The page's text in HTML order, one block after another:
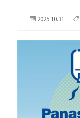
2025.10.31